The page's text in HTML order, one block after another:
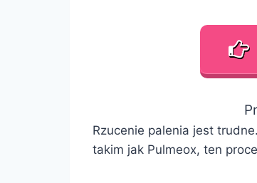
Rzucenie palenia jest
takim jak Pulmeox, ten